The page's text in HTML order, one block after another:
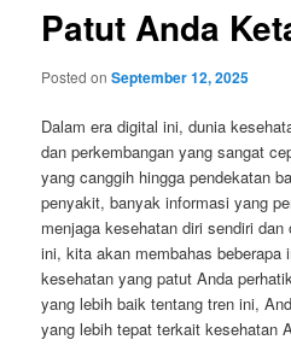
Patut Anda
Posted onSeptember 12, 2025
Dalam era digital ini, dunia
dan perkembangan yang sangat
yang canggih hingga pendekatan
penyakit, banyak informasi yang
menjaga kesehatan diri sendiri
ini, kita akan membahas beberapa
kesehatan yang patut Anda
yang lebih baik tentang tren ini,
yang lebih tepat terkait kesehatan